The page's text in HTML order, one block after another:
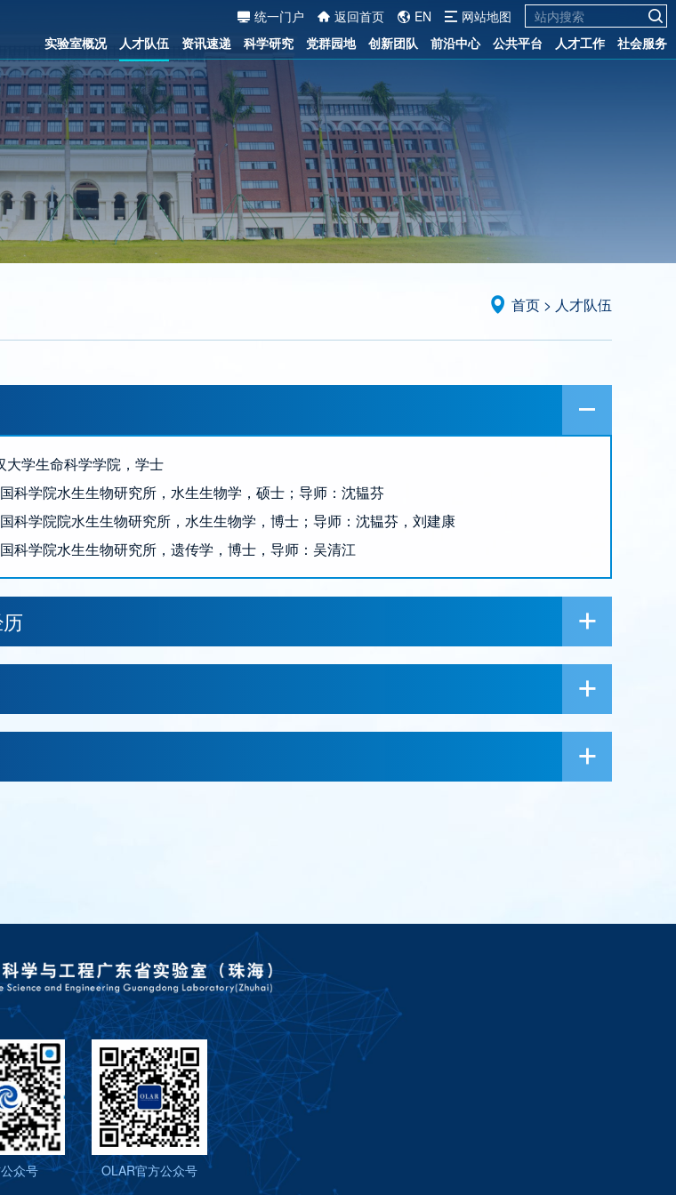
统一门户 返回首页 EN
网站地图
实验室概况
人才队伍 资讯速递 科学研究 党群园地 创新团队 前沿中心 公共平台 人才工作 社会服务
首页 > 人才队伍
大学生命科学学院，学士
科学院水生生物研究所，水生生物学，硕士；导师：沈韫芬
科学院院水生生物研究所，水生生物学，博士；导师：沈韫芬，刘建康
科学院水生生物研究所，遗传学，博士，导师：吴清江
众号 OLAR官方公众号